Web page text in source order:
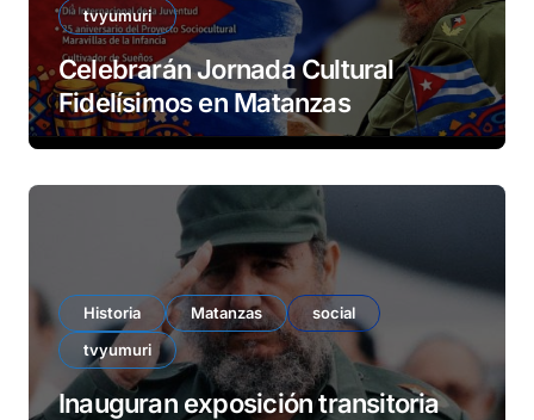
tvyumuri
Celebrarán Jornada Cultural
Fidelísimos en Matanzas
Historia Matanzas
social
tvyumuri
Inauguran exposición transitoria